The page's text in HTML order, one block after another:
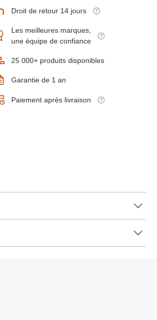
Droit de retour 14 jours
Les meilleures marques,
une équipe de confiance
25 000+ produits disponibles
Garantie de 1 an
Paiement après livraison